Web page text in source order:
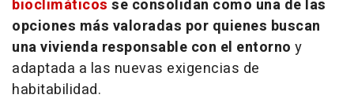
bioclimáticos se consolidan como una de las
opciones más valoradas por quienes buscan
una vivienda responsable con el entorno y
adaptada a las nuevas exigencias de
habitabilidad.